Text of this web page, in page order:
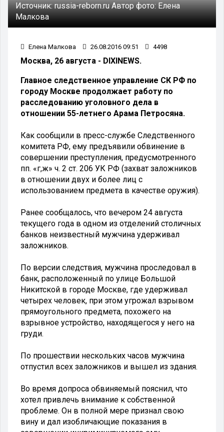
Источник:russia-reborn.ruАвтор фото:Елена
Малкова
Елена Малкова 26.08.2016 09:51 4498
Москва, 26 августа - DIXINEWS.
Главное следственное управление СК РФ по
городу Москве продолжает работу по
расследованию уголовного дела в
отношении 55-летнего Арама Петросяна.
Как сообщили в пресс-службе Следственного
комитета РФ, ему предъявили обвинение в
совершении преступления, предусмотренного
пп. «г,ж» ч. 2 ст. 206 УК РФ (захват заложников
в отношении двух и более лиц с
использованием предмета в качестве оружия).
Ранее сообщалось, что вечером 24 августа
текущего года в одном из отделений столичных
банков неизвестный мужчина удерживал
заложников.
По версии следствия, мужчина проследовал в
банк, расположенный по улице Большой
Никитской в городе Москве, где удерживал
четырех человек, при этом угрожал взрывом
прямоугольного предмета, похожего на
взрывное устройство, находящегося у него на
груди.
По прошествии нескольких часов мужчина
отпустил всех заложников и вышел из здания.
Во время допроса обвиняемый пояснил, что
хотел привлечь внимание к собственной
проблеме. Он в полной мере признал свою
вину и дал изобличающие показания в